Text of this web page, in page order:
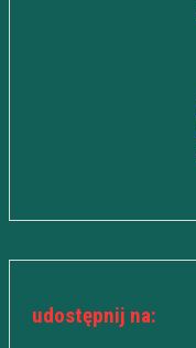
udostępnij na: